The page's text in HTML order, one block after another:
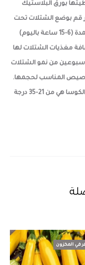
ويمكن تغطيتها بورق البلاستيك
قم بوضع الشتلات تحت
الأضاءة أو أشعة الشمس الغير مباشرة لمدة (6-15 ساعة باليوم)
مغذيات الشتلات لها
من نمو الشتلات
المناسب لحجمها.
(ملاحظة: أفضل درجة حرارة لإستنبات بذور الكوسا هي من 21-35 درجة
في المخزون